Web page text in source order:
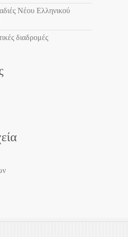
Νέου Ελληνικού
διαδρομές